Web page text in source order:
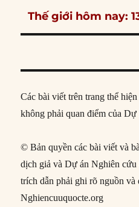
Next
post:
Thế giới hôm nay:
Các bài viết trên trang thể
không phải quan điểm của
© Bản quyền các bài viết và
dịch giả và Dự án Nghiên
trích dẫn phải ghi rõ nguồn
Nghiencuuquocte.org